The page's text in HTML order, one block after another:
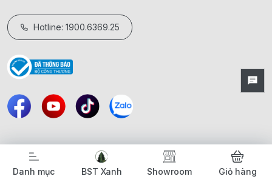
Hotline: 1900.6369.25
Danh mục BST Xanh Showroom Giỏ hàng